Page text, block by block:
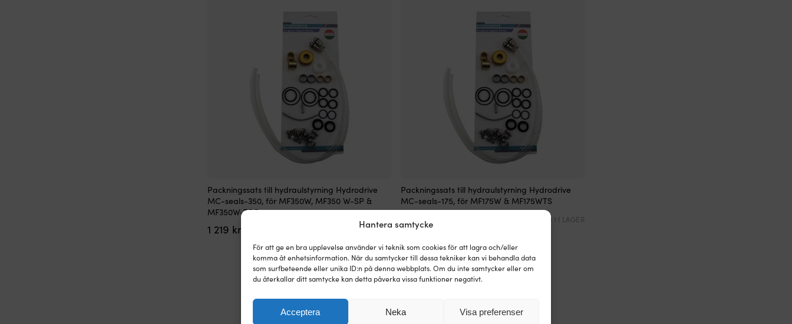
Hantera samtycke
För att ge en bra upplevelse använder vi teknik som cookies för att lagra och/eller
komma åt enhetsinformation. När du samtycker till dessa tekniker kan vi behandla data
som surfbeteende eller unika ID:n på denna webbplats. Om du inte samtycker eller om
du återkallar ditt samtycke kan detta påverka vissa funktioner negativt.
Acceptera Neka Visa preferenser
Packningssats till hydraulstyrning Hydrodrive
MC-seals-350, för MF350W, MF350 W-SP &
MF350W-TDF
1 219 kr 1 I LAGER
Packningssats till hydraulstyrning Hydrodrive
MC-seals-175, för MF175W & MF175WTS
1 079 1 I LAGER